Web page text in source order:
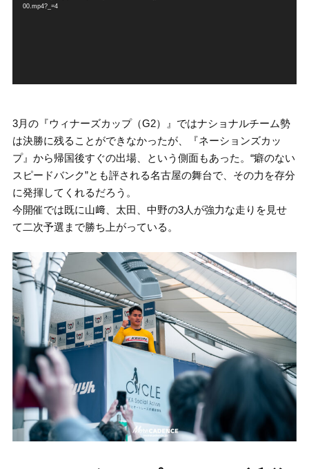
00.mp4?_=4
3月の『ウィナーズカップ（G2）』ではナショナルチーム勢
は決勝に残ることができなかったが、『ネーションズカッ
プ』から帰国後すぐの出場、という側面もあった。“癖のない
スピードバンク”とも評される名古屋の舞台で、その力を存分
に発揮してくれるだろう。
今開催では既に山﨑、太田、中野の3人が強力な走りを見せ
て二次予選まで勝ち上がっている。